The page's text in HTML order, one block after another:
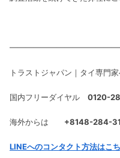
トラストジャパン｜タイ専門
国内フリーダイヤル 0120-
海外からは +8148-284-
LINEへのコンタクト方法はこ